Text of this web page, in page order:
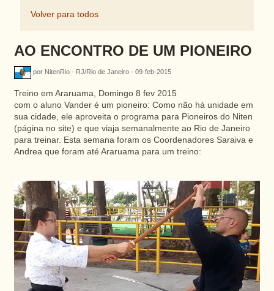
Volver para todos
AO ENCONTRO DE UM PIONEIRO
por NitenRio - RJ/Rio de Janeiro - 09-feb-2015
Treino em Araruama, Domingo 8 fev 2015
com o aluno Vander é um pioneiro: Como não há unidade em
sua cidade, ele aproveita o programa para Pioneiros do Niten
(página no site) e que viaja semanalmente ao Rio de Janeiro
para treinar. Esta semana foram os Coordenadores Saraiva e
Andrea que foram até Araruama para um treino: